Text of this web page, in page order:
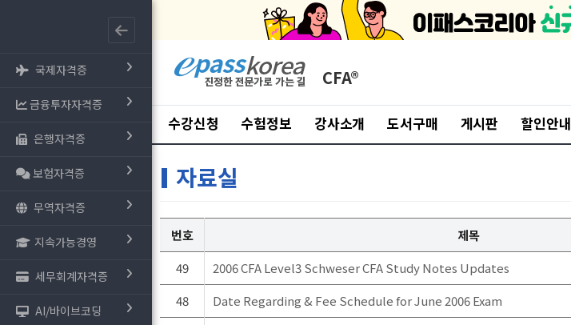
국제자격증
금융투자자격증
은행자격증
보험자격증
무역자격증
지속가능경영
세무회계자격증
AI/바이브코딩
CFA®
수강신청 수험정보 강사소개 도서구매 게시판 할인안내
자료실
번호 제목
49
2006 CFA Level3 Schweser CFA Study Notes Updates
48
Date Regarding & Fee Schedule for June 2006 Exam